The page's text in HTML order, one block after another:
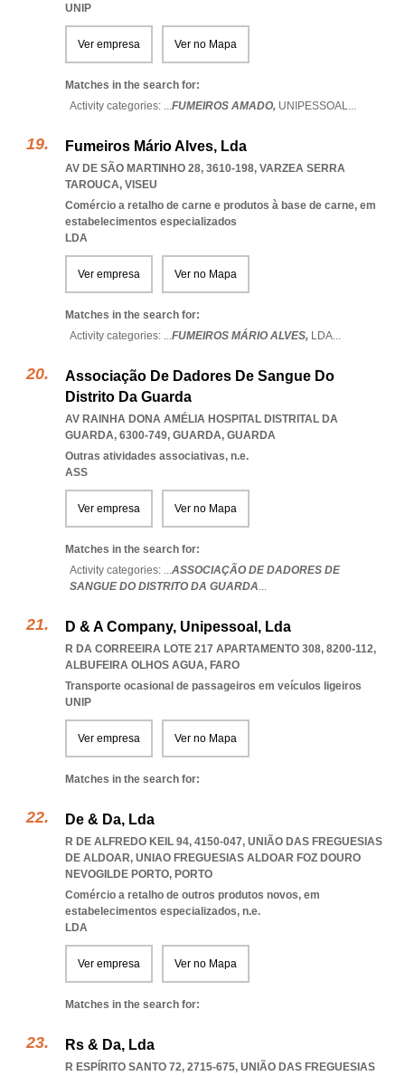
UNIP
Ver empresa Ver no Mapa
Matches in the search for:
Activity categories: ...FUMEIROS AMADO, UNIPESSOAL...
Fumeiros Mário Alves, Lda
AV DE SÃO MARTINHO 28, 3610-198, VARZEA SERRA
TAROUCA, VISEU
Comércio a retalho de carne e produtos à base de carne, em
estabelecimentos especializados
LDA
Ver empresa Ver no Mapa
Matches in the search for:
Activity categories: ...FUMEIROS MÁRIO ALVES, LDA...
Associação De Dadores De Sangue Do
Distrito Da Guarda
AV RAINHA DONA AMÉLIA HOSPITAL DISTRITAL DA
GUARDA, 6300-749, GUARDA, GUARDA
Outras atividades associativas, n.e.
ASS
Ver empresa Ver no Mapa
Matches in the search for:
Activity categories: ...ASSOCIAÇÃO DE DADORES DE
SANGUE DO DISTRITO DA GUARDA...
D & A Company, Unipessoal, Lda
R DA CORREEIRA LOTE 217 APARTAMENTO 308, 8200-112,
ALBUFEIRA OLHOS AGUA, FARO
Transporte ocasional de passageiros em veículos ligeiros
UNIP
Ver empresa Ver no Mapa
Matches in the search for:
De & Da, Lda
R DE ALFREDO KEIL 94, 4150-047, UNIÃO DAS FREGUESIAS
DE ALDOAR, UNIAO FREGUESIAS ALDOAR FOZ DOURO
NEVOGILDE PORTO, PORTO
Comércio a retalho de outros produtos novos, em
estabelecimentos especializados, n.e.
LDA
Ver empresa Ver no Mapa
Matches in the search for:
Rs & Da, Lda
R ESPÍRITO SANTO 72, 2715-675, UNIÃO DAS FREGUESIAS